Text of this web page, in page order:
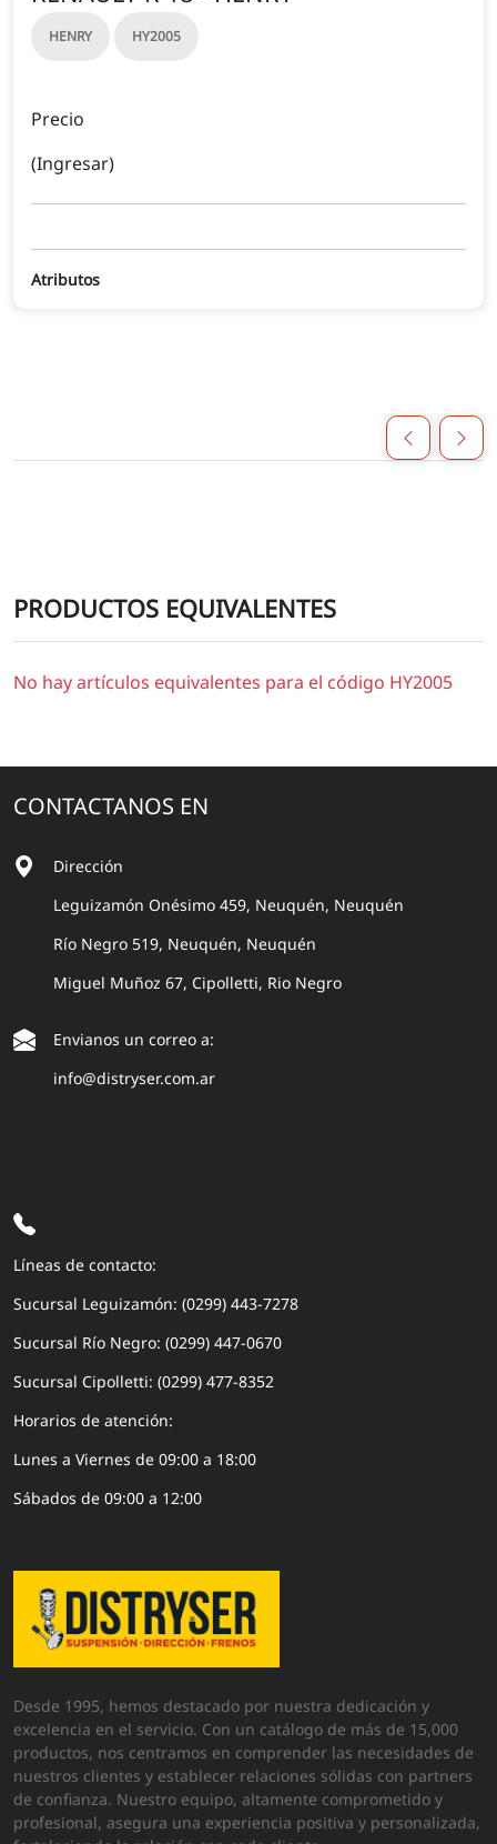
HENRY HY2005
Precio
(Ingresar)
Atributos
PRODUCTOS EQUIVALENTES
No hay artículos equivalentes para el código HY2005
CONTACTANOS EN
Dirección
Leguizamón Onésimo 459, Neuquén, Neuquén
Río Negro 519, Neuquén, Neuquén
Miguel Muñoz 67, Cipolletti, Rio Negro
Envianos un correo a:
info@distryser.com.ar
Líneas de contacto:
Sucursal Leguizamón: (0299) 443-7278
Sucursal Río Negro: (0299) 447-0670
Sucursal Cipolletti: (0299) 477-8352
Horarios de atención:
Lunes a Viernes de 09:00 a 18:00
Sábados de 09:00 a 12:00
Desde 1995, hemos destacado por nuestra dedicación y
excelencia en el servicio. Con un catálogo de más de 15,000
productos, nos centramos en comprender las necesidades de
nuestros clientes y establecer relaciones sólidas con partners
de confianza. Nuestro equipo, altamente comprometido y
profesional, asegura una experiencia positiva y personalizada,